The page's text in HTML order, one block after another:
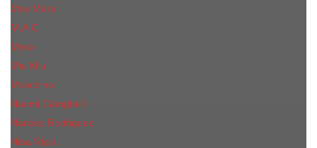
Max Mara
M.А.C.
Mexx
Miu Miu
Mоsсhino
Naomi Campbell
Narciso Rodriguez
Nina Ricci